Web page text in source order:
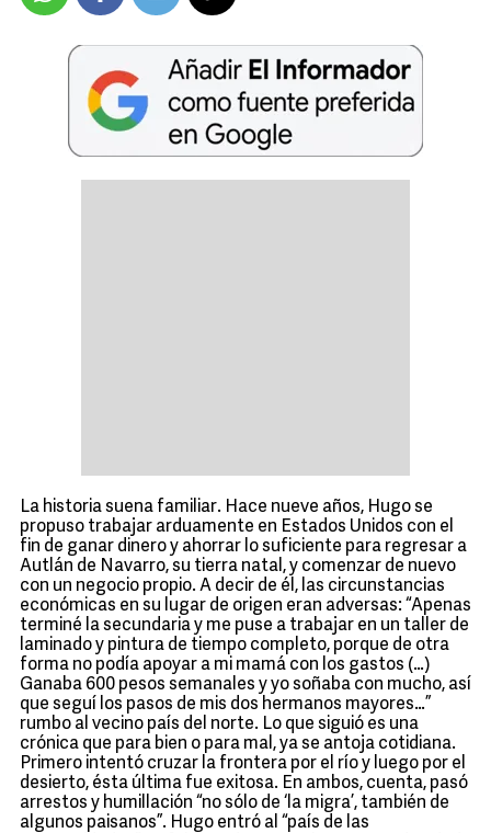
La historia suena familiar. Hace nueve años, Hugo se
propuso trabajar arduamente en Estados Unidos con el
fin de ganar dinero y ahorrar lo suficiente para regresar a
Autlán de Navarro, su tierra natal, y comenzar de nuevo
con un negocio propio. A decir de él, las circunstancias
económicas en su lugar de origen eran adversas: “Apenas
terminé la secundaria y me puse a trabajar en un taller de
laminado y pintura de tiempo completo, porque de otra
forma no podía apoyar a mi mamá con los gastos (…)
Ganaba 600 pesos semanales y yo soñaba con mucho, así
que seguí los pasos de mis dos hermanos mayores…”
rumbo al vecino país del norte. Lo que siguió es una
crónica que para bien o para mal, ya se antoja cotidiana.
Primero intentó cruzar la frontera por el río y luego por el
desierto, ésta última fue exitosa. En ambos, cuenta, pasó
arrestos y humillación “no sólo de ‘la migra’, también de
algunos paisanos”. Hugo entró al “país de las